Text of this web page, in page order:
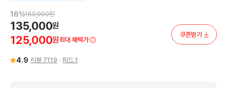
16%150,000원
135,000원
125,000원최대 혜택가
쿠폰받기
4.9 리뷰 7,119 피드 1